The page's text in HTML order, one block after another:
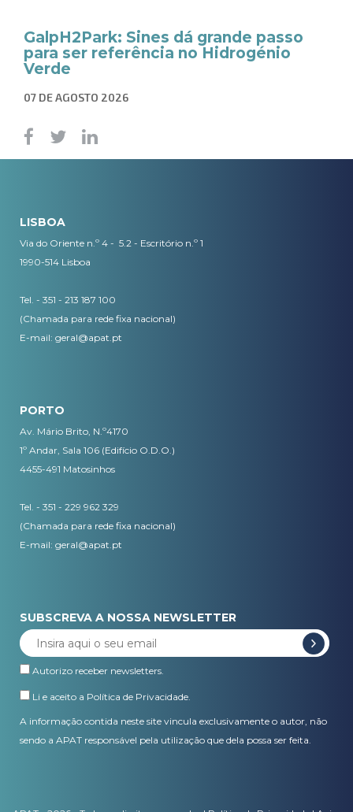
GalpH2Park: Sines dá grande passo
para ser referência no Hidrogénio
Verde
07 DE AGOSTO 2026
LISBOA
Via do Oriente n.º 4 - 5.2 - Escritório n.º 1
1990-514 Lisboa
Tel. - 351 - 213 187 100
(Chamada para rede fixa nacional)
E-mail: geral@apat.pt
PORTO
Av. Mário Brito, N.º4170
1º Andar, Sala 106 (Edifício O.D.O.)
4455-491 Matosinhos
Tel. - 351 - 229 962 329
(Chamada para rede fixa nacional)
E-mail: geral@apat.pt
SUBSCREVA A NOSSA NEWSLETTER
Autorizo receber newsletters.
Li e aceito a Política de Privacidade.
A informação contida neste site vincula exclusivamente o autor, não
sendo a APAT responsável pela utilização que dela possa ser feita.